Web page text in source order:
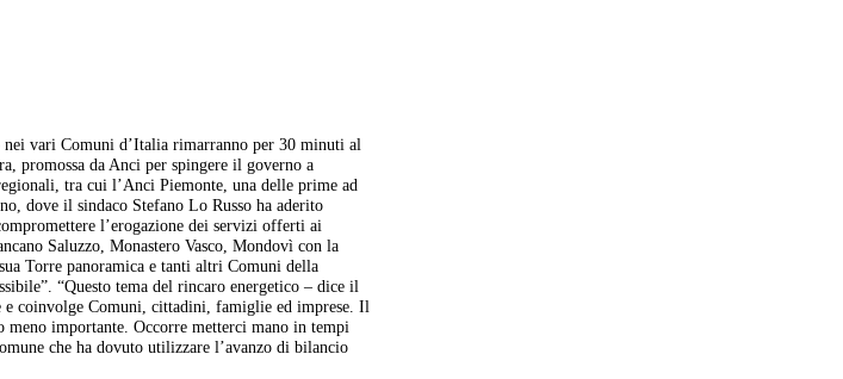
vari Comuni d’Italia rimarranno per 30 minuti al
promossa da Anci per spingere il governo a
tra cui l’Anci Piemonte, una delle prime ad
dove il sindaco Stefano Lo Russo ha aderito
l’erogazione dei servizi offerti ai
Saluzzo, Monastero Vasco, Mondovì con la
Torre panoramica e tanti altri Comuni della
“Questo tema del rincaro energetico – dice il
e coinvolge Comuni, cittadini, famiglie ed imprese. Il
meno importante. Occorre metterci mano in tempi
che ha dovuto utilizzare l’avanzo di bilancio